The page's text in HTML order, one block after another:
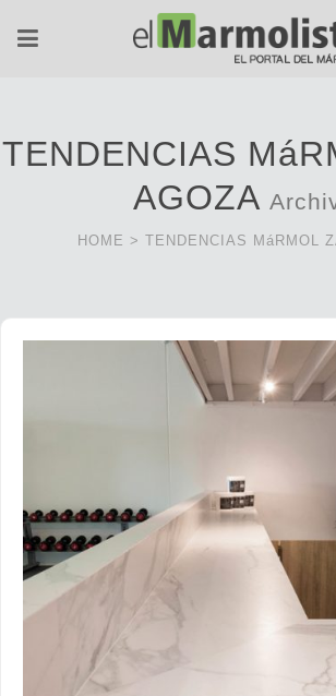
TENDENCIAS
AGOZA
HOME > TENDENCIAS MáRMOL